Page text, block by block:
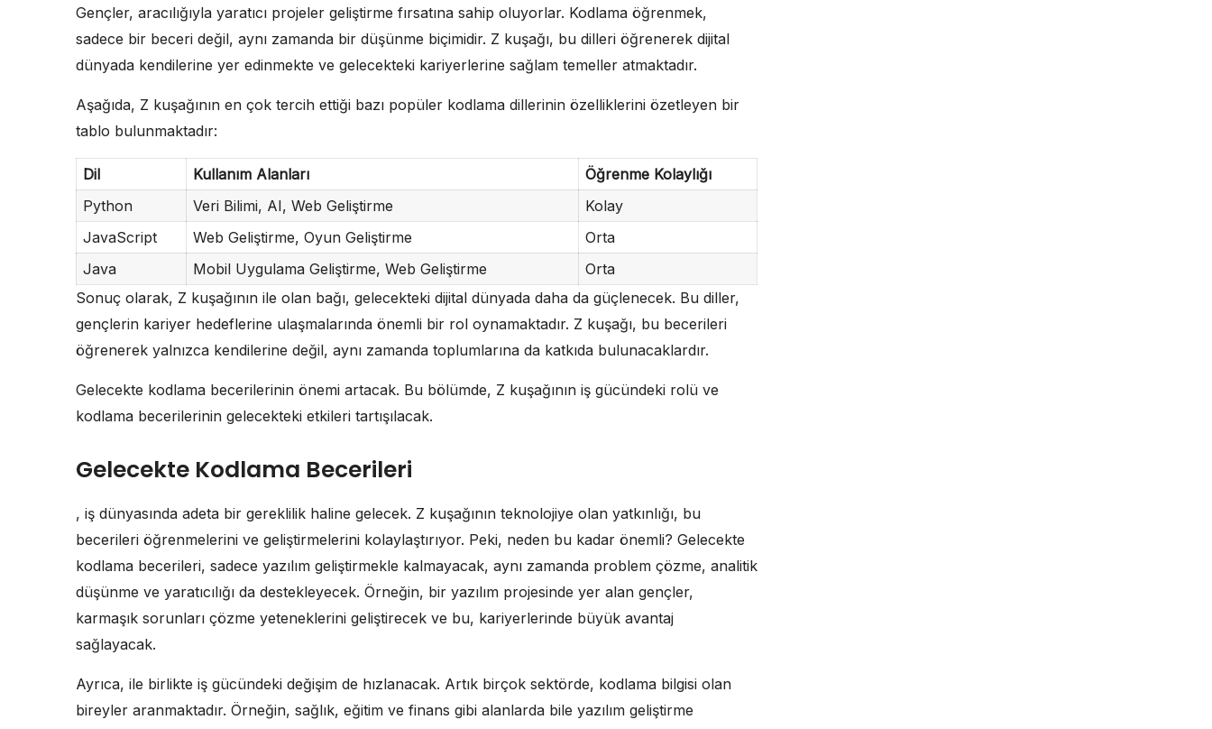
Gençler, aracılığıyla yaratıcı projeler geliştirme fırsatına sahip oluyorlar. Kodlama öğrenmek,
sadece bir beceri değil, aynı zamanda bir düşünme biçimidir. Z kuşağı, bu dilleri öğrenerek dijital
dünyada kendilerine yer edinmekte ve gelecekteki kariyerlerine sağlam temeller atmaktadır.
Aşağıda, Z kuşağının en çok tercih ettiği bazı popüler kodlama dillerinin özelliklerini özetleyen bir
tablo bulunmaktadır:
Dil Kullanım Alanları
Öğrenme Kolaylığı
Python
Veri Bilimi, AI, Web Geliştirme
Kolay
JavaScript
Web Geliştirme, Oyun Geliştirme
Orta
Java
Mobil Uygulama Geliştirme, Web Geliştirme
Orta
Sonuç olarak, Z kuşağının ile olan bağı, gelecekteki dijital dünyada daha da güçlenecek. Bu diller,
gençlerin kariyer hedeflerine ulaşmalarında önemli bir rol oynamaktadır. Z kuşağı, bu becerileri
öğrenerek yalnızca kendilerine değil, aynı zamanda toplumlarına da katkıda bulunacaklardır.
Gelecekte kodlama becerilerinin önemi artacak. Bu bölümde, Z kuşağının iş gücündeki rolü ve
kodlama becerilerinin gelecekteki etkileri tartışılacak.
Gelecekte Kodlama Becerileri
, iş dünyasında adeta bir gereklilik haline gelecek. Z kuşağının teknolojiye olan yatkınlığı, bu
becerileri öğrenmelerini ve geliştirmelerini kolaylaştırıyor. Peki, neden bu kadar önemli? Gelecekte
kodlama becerileri, sadece yazılım geliştirmekle kalmayacak, aynı zamanda problem çözme, analitik
düşünme ve yaratıcılığı da destekleyecek. Örneğin, bir yazılım projesinde yer alan gençler,
karmaşık sorunları çözme yeteneklerini geliştirecek ve bu, kariyerlerinde büyük avantaj
sağlayacak.
Ayrıca, ile birlikte iş gücündeki değişim de hızlanacak. Artık birçok sektörde, kodlama bilgisi olan
bireyler aranmaktadır. Örneğin, sağlık, eğitim ve finans gibi alanlarda bile yazılım geliştirme